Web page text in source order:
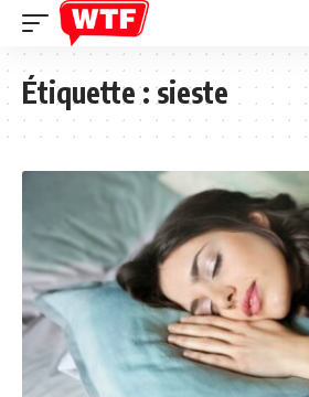
Étiquette :sieste